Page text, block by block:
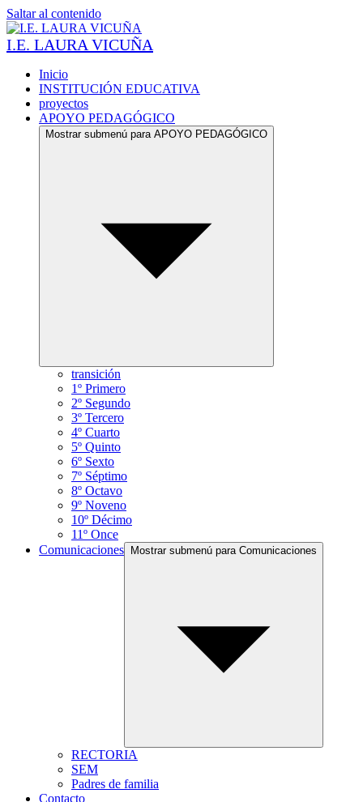
Saltar al contenido
I.E. LAURA VICUÑA
Inicio
INSTITUCIÓN EDUCATIVA
proyectos
APOYO PEDAGÓGICO
Mostrar submenú para APOYO PEDAGÓGICO
transición
1º Primero
2º Segundo
3º Tercero
4º Cuarto
5º Quinto
6º Sexto
7º Séptimo
8º Octavo
9º Noveno
10º Décimo
11º Once
Comunicaciones
Mostrar submenú para Comunicaciones
RECTORIA
SEM
Padres de familia
Contacto